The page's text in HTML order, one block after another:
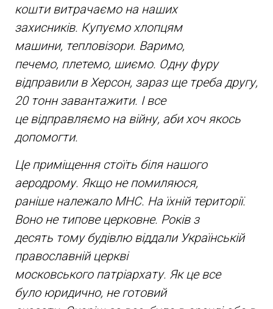
кошти витрачаємо на наших
захисників. Купуємо хлопцям
машини, тепловізори. Варимо,
печемо, плетемо, шиємо. Одну фуру
відправили в Херсон, зараз ще треба другу,
20 тонн завантажити. І все
це відправляємо на війну, аби хоч якось
допомогти.
Це приміщення стоїть біля нашого
аеродрому. Якщо не помиляюся,
раніше належало МНС. На їхній території.
Воно не типове церковне. Років з
десять тому будівлю віддали Українській
православній церкві
московського патріархату. Як це все
було юридично, не готовий